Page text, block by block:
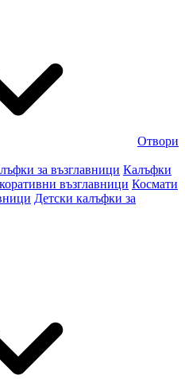
Отвори
за възглавници Калъфки
възглавници Космати
Детски калъфки за